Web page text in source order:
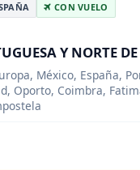
CON VUELO
Y NORTE
México, España,
Oporto, Coimbra,